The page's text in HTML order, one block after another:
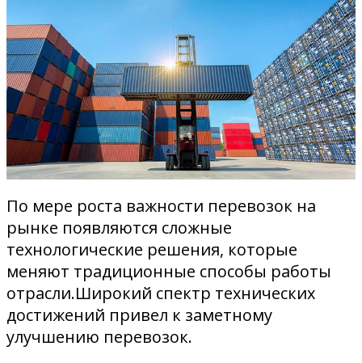
По мере роста важности перевозок на
рынке появляются сложные
технологические решения, которые
меняют традиционные способы работы
отрасли.Широкий спектр технических
достижений привел к заметному
улучшению перевозок.